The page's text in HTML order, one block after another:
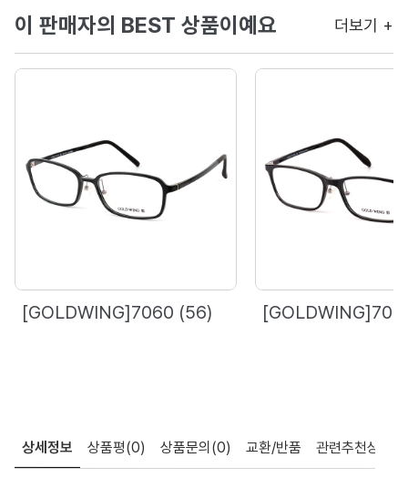
이 판매자의 BEST 상품이예요 더보기 +
[GOLDWING]7060 (56)
상세정보 상품평(0) 상품문의 (0) 교환/반품 관련추천상품